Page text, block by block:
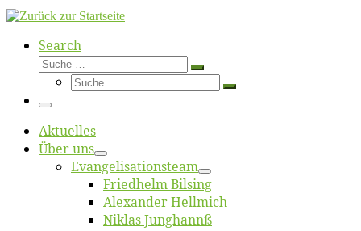
Search
Suche
Suche
Suche
Suche
Menü
Ak­tu­el­les
Über uns
Evangelisa­tions­team
Fried­helm Bilsing
Alex­an­der Hellmich
Ni­klas Junghannß